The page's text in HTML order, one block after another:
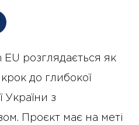
EU розглядається як
до глибокої
України з
Проєкт має на меті